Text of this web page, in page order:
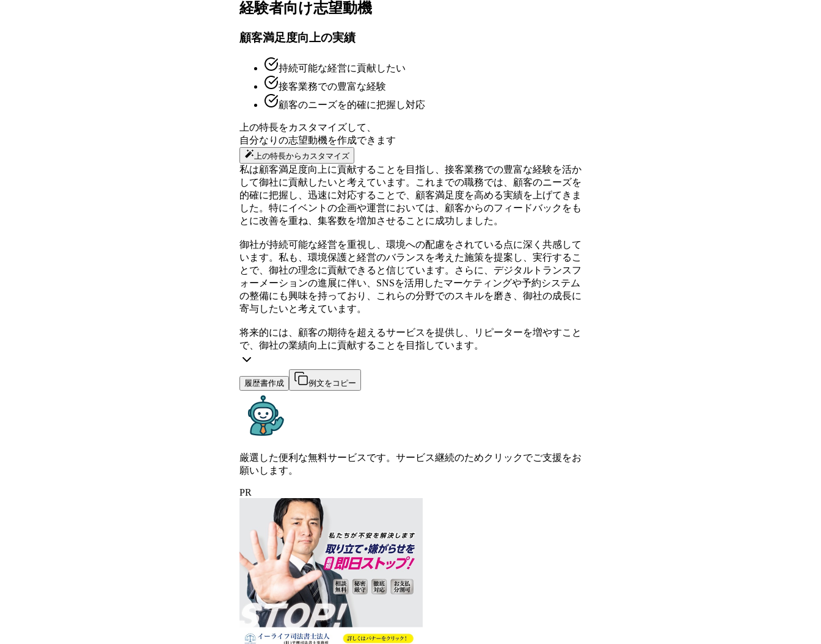
経験者向け志望動機
顧客満足度向上の実績
持続可能な経営に貢献したい
接客業務での豊富な経験
顧客のニーズを的確に把握し対応
上の特長をカスタマイズして、
自分なりの志望動機を作成できます
上の特長からカスタマイズ
私は顧客満足度向上に貢献することを目指し、接客業務での豊富な経験を活か
して御社に貢献したいと考えています。これまでの職務では、顧客のニーズを
的確に把握し、迅速に対応することで、顧客満足度を高める実績を上げてきま
した。特にイベントの企画や運営においては、顧客からのフィードバックをも
とに改善を重ね、集客数を増加させることに成功しました。
御社が持続可能な経営を重視し、環境への配慮をされている点に深く共感して
います。私も、環境保護と経営のバランスを考えた施策を提案し、実行するこ
とで、御社の理念に貢献できると信じています。さらに、デジタルトランスフ
ォーメーションの進展に伴い、SNSを活用したマーケティングや予約システム
の整備にも興味を持っており、これらの分野でのスキルを磨き、御社の成長に
寄与したいと考えています。
将来的には、顧客の期待を超えるサービスを提供し、リピーターを増やすこと
で、御社の業績向上に貢献することを目指しています。
履歴書作成 例文をコピー
厳選した便利な無料サービスです。サービス継続のためクリックでご支援をお
願いします。
PR